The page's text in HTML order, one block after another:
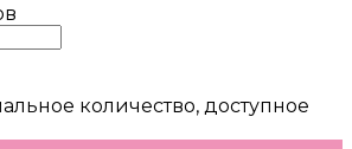
количество, доступное